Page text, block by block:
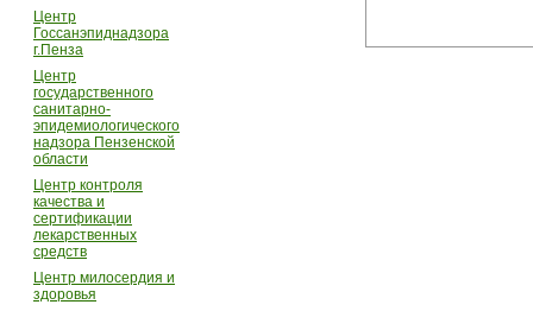
Центр
Госсанэпиднадзора
г.Пенза
Центр
государственного
санитарно-
эпидемиологического
надзора Пензенской
области
Центр контроля
качества и
сертификации
лекарственных
средств
Центр милосердия и
здоровья